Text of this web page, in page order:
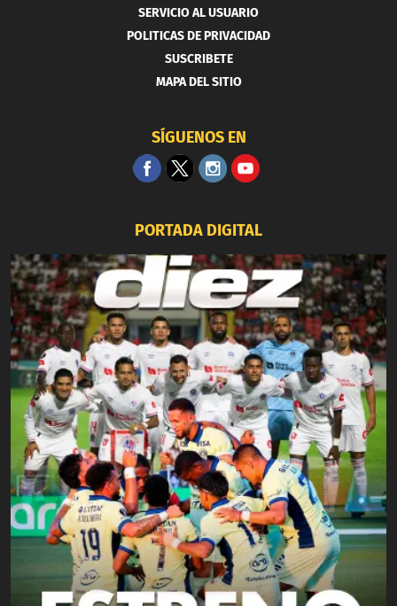
SERVICIO AL USUARIO
POLITICAS DE PRIVACIDAD
SUSCRIBETE
MAPA DEL SITIO
SÍGUENOS EN
PORTADA DIGITAL